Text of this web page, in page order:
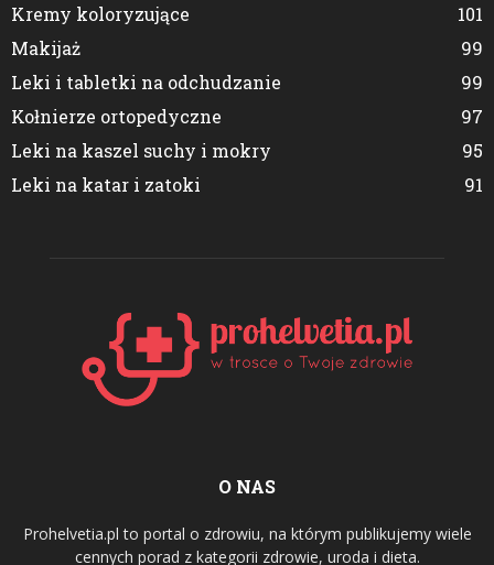
Kremy koloryzujące
101
Makijaż
99
Leki i tabletki na odchudzanie
99
Kołnierze ortopedyczne
97
Leki na kaszel suchy i mokry
95
Leki na katar i zatoki
91
O NAS
Prohelvetia.pl to portal o zdrowiu, na którym publikujemy wiele
cennych porad z kategorii zdrowie, uroda i dieta.